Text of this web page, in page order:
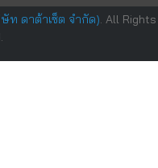
ท ดาต้าเซ็ต จำกัด). All Rights